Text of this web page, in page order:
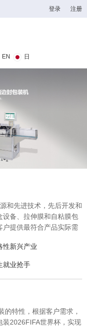
登录 注册
EN 日
和先进技术，先后开发和
设备、拉伸膜和自粘膜包
提供最符合产品实际需
应用于方便食品、休闲
烘焙等各个行业领域。
性新兴产业
就业抢手
特性，根据客户需求，
装2026FIFA世界杯，实现